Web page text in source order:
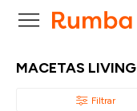

MACETAS LIVING